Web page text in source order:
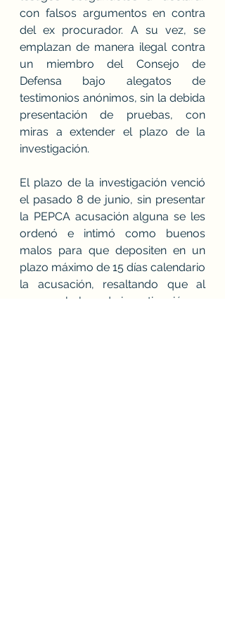
con falsos argumentos en contra
del ex procurador. A su vez, se
emplazan de manera ilegal contra
un miembro del Consejo de
Defensa bajo alegatos de
testimonios anónimos, sin la debida
presentación de pruebas, con
miras a extender el plazo de la
investigación.
El plazo de la investigación venció
el pasado 8 de junio, sin presentar
la PEPCA acusación alguna se les
ordenó e intimó como buenos
malos para que depositen en un
plazo máximo de 15 días calendario
la acusación, resaltando que al
vencer el plazo de investigación no